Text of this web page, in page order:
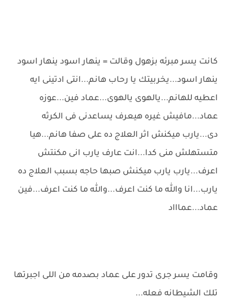
كانت يسر مبرئه بزهول وقالت = ينهار اسود ينهار اسود
ينهار اسود...يخربيتك يا رحاب هانم...انتى ادتينى ايه
اعطيه للهانم...يالهوى يالهوى...عماد فين...عوزه
عماد...مافيش غيره هيعرف يساعدنى فى الكرثه
دى...يارب ميكنش اثر العلاج ده على صفا هانم...هيا
متستهلش منى كدا...انت عارف يارب انى مكنتش
اعرف...يارب يارب ميكنش صبها حاجه بسبب العلاج ده
يارب...انا والله ما كنت اعرف...والله ما كنت اعرف...فين
عماد...عماااد
وقامت يسر جرى تدور على عماد بصدمه من اللى اجبرتها
تلك الشيطانه فعله...